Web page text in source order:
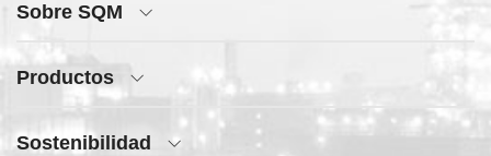
Sobre SQM
Productos
Sostenibilidad